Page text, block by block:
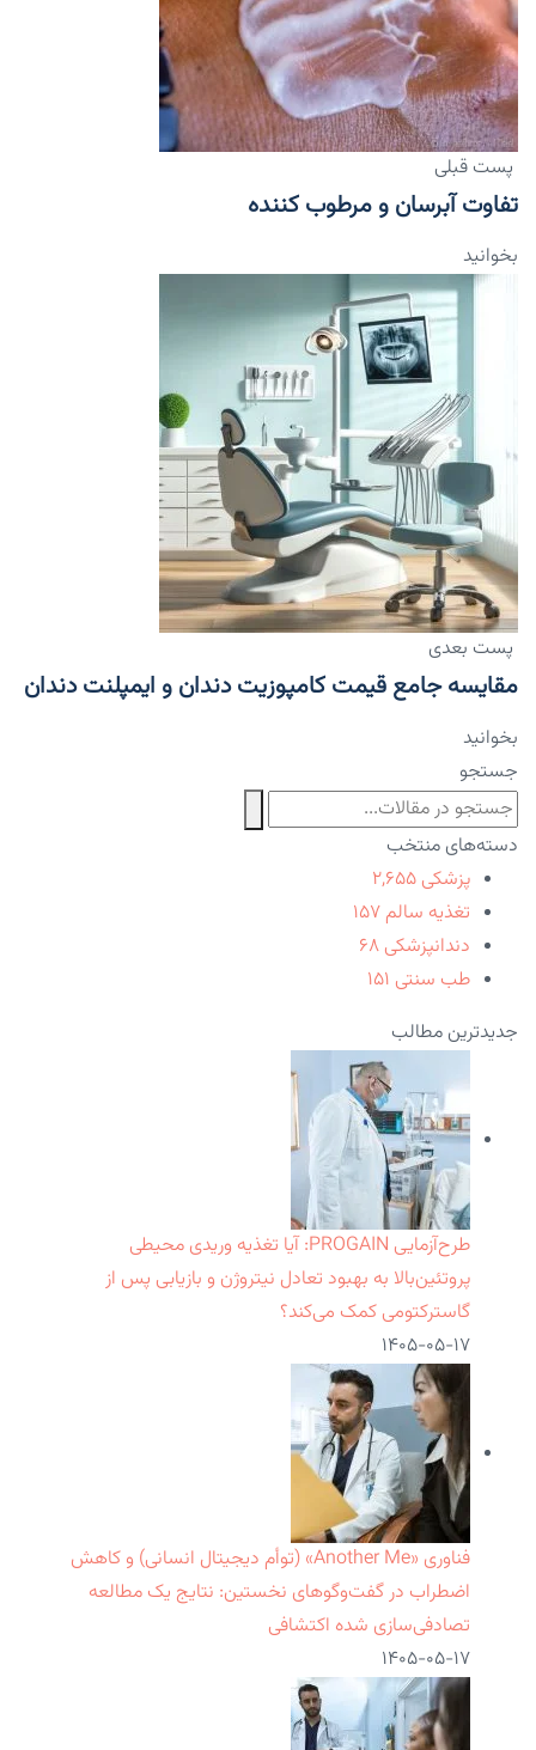
پست قبلی
تفاوت آبرسان و مرطوب کننده
بخوانید
پست بعدی
مقایسه جامع قیمت کامپوزیت دندان و ایمپلنت دندان
بخوانید
جستجو
دسته‌های منتخب
پزشکی ۲,۶۵۵
تغذیه سالم ۱۵۷
دندانپزشکی ۶۸
طب سنتی ۱۵۱
جدیدترین مطالب
طرح‌آزمایی PROGAIN: آیا تغذیه وریدی محیطی
پروتئین‌بالا به بهبود تعادل نیتروژن و بازیابی پس از
گاسترکتومی کمک می‌کند؟
۱۴۰۵-۰۵-۱۷
فناوری «Another Me» (توأم دیجیتال انسانی) و کاهش
اضطراب در گفت‌وگوهای نخستین: نتایج یک مطالعه
تصادفی‌سازی شده اکتشافی
۱۴۰۵-۰۵-۱۷